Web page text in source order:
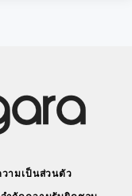
ามเป็นส่วนตัว